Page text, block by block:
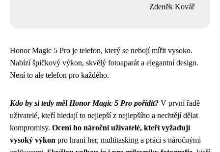
Zdeněk Kovář
Honor Magic 5 Pro je telefon, který se nebojí mířit vysoko.
Nabízí špičkový výkon, skvělý fotoaparát a elegantní design.
Není to ale telefon pro každého.
Kdo by si tedy měl Honor Magic 5 Pro pořídit? V první řadě
uživatelé, kteří hledají to nejlepší z nejlepšího a nechtějí dělat
kompromisy. Ocení ho nároční uživatelé, kteří vyžadují
vysoký výkon pro hraní her, multitasking a práci s náročnými